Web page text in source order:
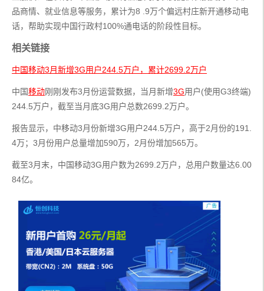
品商情、就业信息等服务，累计为8 .9万个偏远村庄新开通移动电
话，帮助实现中国行政村100%通电话的阶段性目标。
相关链接
中国移动3月新增3G用户244.5万户，累计2699.2万户
中国移动刚刚发布3月份运营数据，当月新增3G用户(使用G3终端)
244.5万户，截至当月底3G用户总数2699.2万户。
报告显示，中移动3月份新增3G用户244.5万户，高于2月份的191.
4万；3月份用户总量增加590万，2月份增加565万。
截至3月末，中国移动3G用户数为2699.2万户，总用户数量达6.00
84亿。